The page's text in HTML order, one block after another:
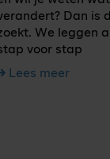
Dan is
We leggen
voor stap
Lees meer